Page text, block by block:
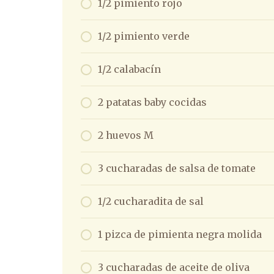
1/2 pimiento rojo
1/2 pimiento verde
1/2 calabacín
2 patatas baby cocidas
2 huevos M
3 cucharadas de salsa de tomate
1/2 cucharadita de sal
1 pizca de pimienta negra molida
3 cucharadas de aceite de oliva